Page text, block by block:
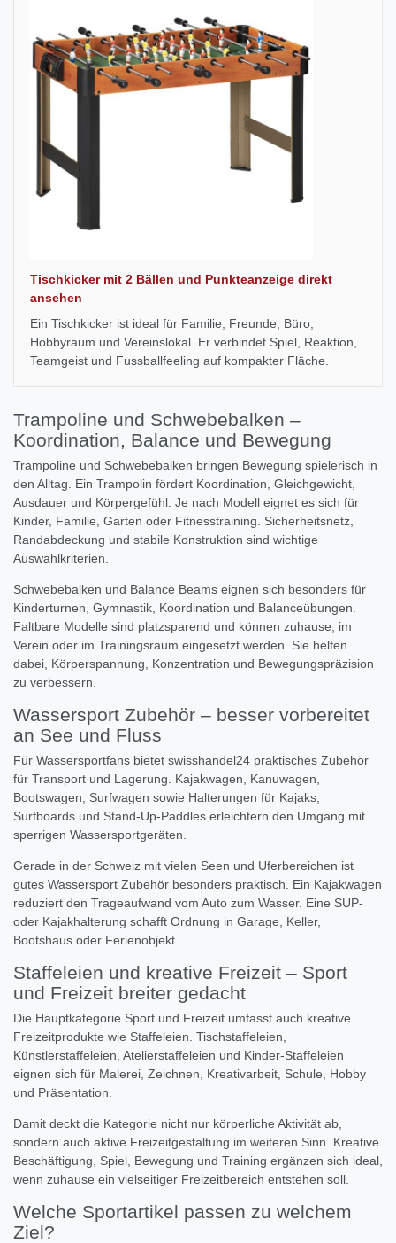
Tischkicker mit 2 Bällen und Punkteanzeige direkt
ansehen
Ein Tischkicker ist ideal für Familie, Freunde, Büro,
Hobbyraum und Vereinslokal. Er verbindet Spiel, Reaktion,
Teamgeist und Fussballfeeling auf kompakter Fläche.
Trampoline und Schwebebalken –
Koordination, Balance und Bewegung
Trampoline und Schwebebalken bringen Bewegung spielerisch in
den Alltag. Ein Trampolin fördert Koordination, Gleichgewicht,
Ausdauer und Körpergefühl. Je nach Modell eignet es sich für
Kinder, Familie, Garten oder Fitnesstraining. Sicherheitsnetz,
Randabdeckung und stabile Konstruktion sind wichtige
Auswahlkriterien.
Schwebebalken und Balance Beams eignen sich besonders für
Kinderturnen, Gymnastik, Koordination und Balanceübungen.
Faltbare Modelle sind platzsparend und können zuhause, im
Verein oder im Trainingsraum eingesetzt werden. Sie helfen
dabei, Körperspannung, Konzentration und Bewegungspräzision
zu verbessern.
Wassersport Zubehör – besser vorbereitet
an See und Fluss
Für Wassersportfans bietet swisshandel24 praktisches Zubehör
für Transport und Lagerung. Kajakwagen, Kanuwagen,
Bootswagen, Surfwagen sowie Halterungen für Kajaks,
Surfboards und Stand-Up-Paddles erleichtern den Umgang mit
sperrigen Wassersportgeräten.
Gerade in der Schweiz mit vielen Seen und Uferbereichen ist
gutes Wassersport Zubehör besonders praktisch. Ein Kajakwagen
reduziert den Trageaufwand vom Auto zum Wasser. Eine SUP-
oder Kajakhalterung schafft Ordnung in Garage, Keller,
Bootshaus oder Ferienobjekt.
Staffeleien und kreative Freizeit – Sport
und Freizeit breiter gedacht
Die Hauptkategorie Sport und Freizeit umfasst auch kreative
Freizeitprodukte wie Staffeleien. Tischstaffeleien,
Künstlerstaffeleien, Atelierstaffeleien und Kinder-Staffeleien
eignen sich für Malerei, Zeichnen, Kreativarbeit, Schule, Hobby
und Präsentation.
Damit deckt die Kategorie nicht nur körperliche Aktivität ab,
sondern auch aktive Freizeitgestaltung im weiteren Sinn. Kreative
Beschäftigung, Spiel, Bewegung und Training ergänzen sich ideal,
wenn zuhause ein vielseitiger Freizeitbereich entstehen soll.
Welche Sportartikel passen zu welchem
Ziel?